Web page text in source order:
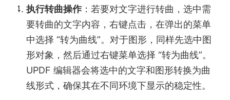
执行转曲操作：若要对文字进行转曲，选中需
要转曲的文字内容，右键点击，在弹出的菜单
中选择 “转为曲线”。对于图形，同样先选中图
形对象，然后通过右键菜单选择 “转为曲线”。
UPDF 编辑器会将选中的文字和图形转换为曲
线形式，确保其在不同环境下显示的稳定性。